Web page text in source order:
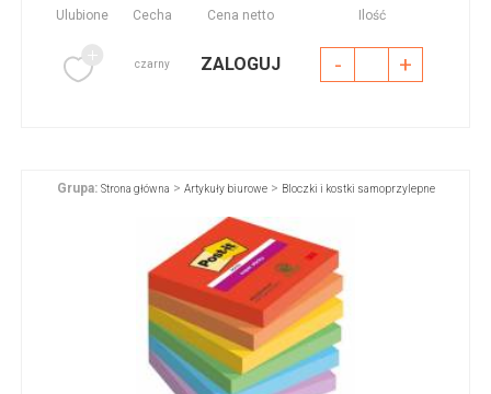
Ulubione Cecha Cena netto Ilość
czarny ZALOGUJ - +
Grupa: Strona główna > Artykuły biurowe> Bloczki i kostki samoprzylepne